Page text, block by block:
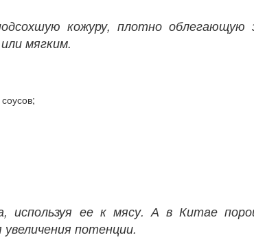
кожуру, плотно облегающую
мягким.
ее к мясу. А в Китае
потенции.